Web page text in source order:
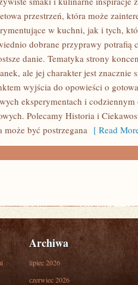
przestrzeń, która może
w kuchni, jak i tych,
dobrane przyprawy potrafią
danie. Tematyka strony
ale jej charakter jest znacznie
wyjścia do opowieści o
eksperymentach i
Polecamy Historia i
może być postrzegana [ Read
Archiwa
lipiec 2026
czerwiec 2026